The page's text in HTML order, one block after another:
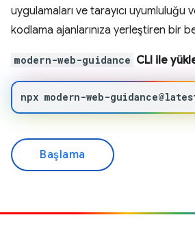
uygulamaları ve tarayıcı uyumluluğu
kodlama ajanlarınıza yerleştiren bir
modern-web-guidance CLI ile
npx modern-web-
Başlama